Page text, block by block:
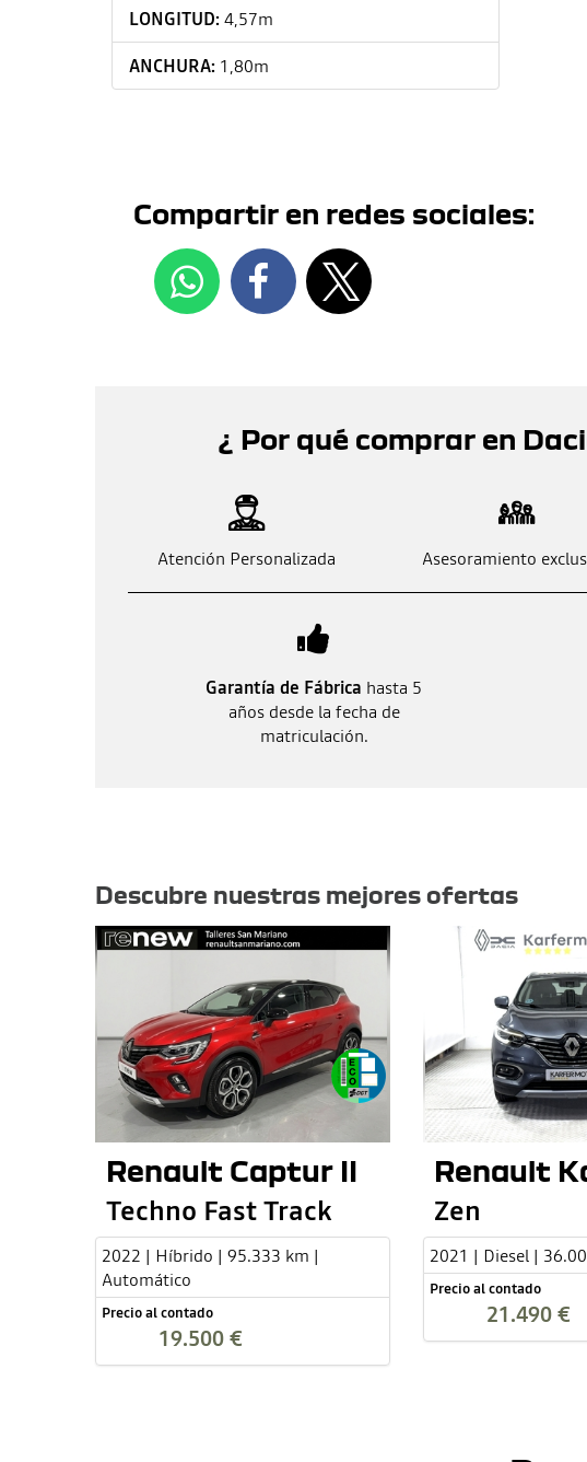
LONGITUD:4,57m
ANCHURA: 1,80m
Compartir en redes sociales:
¿ Por qué comprar en
Atención Personalizada Asesoramiento
Garantía de Fábrica hasta 5
años desde la fecha de
matriculación.
Descubre nuestras mejores ofertas
Renault Captur II
Techno Fast Track
2022 | Híbrido | 95.333 km |
Automático
Precio al contado
19.500 €
Renault
Zen
2021 | Diesel |
Precio al contado
21.490 €